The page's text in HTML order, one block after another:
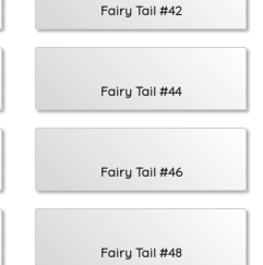
Fairy Tail #42
Fairy Tail #44
Fairy Tail #46
Fairy Tail #48